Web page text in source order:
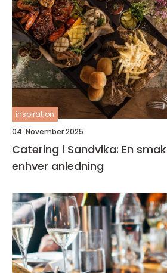
inspiration
04. November 2025
Catering i Sandvika: En
enhver anledning